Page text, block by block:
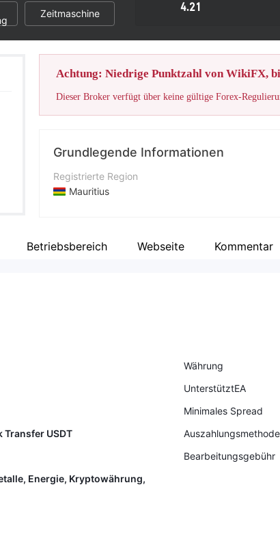
Zeitmaschine 4.21
Achtung: Niedrige Punktzahl von WikiFX,
Dieser Broker verfügt über keine gültige Forex-
Grundlegende Informationen
Registrierte Region
Mauritius
Unternehmen
Betriebsbereich Webseite Kommentar
Währung
UnterstütztEA
Minimales Spread
Transfer USDT Auszahlungsmethode
Bearbeitungsgebühr
Energie, Kryptowährung,